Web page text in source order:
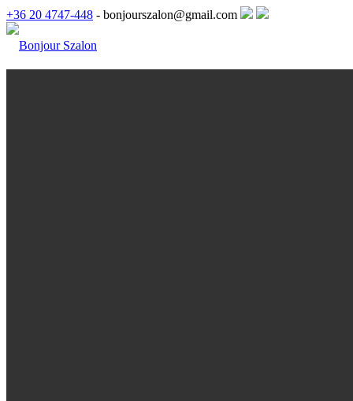
+36 20 4747-448 - bonjourszalon@gmail.com